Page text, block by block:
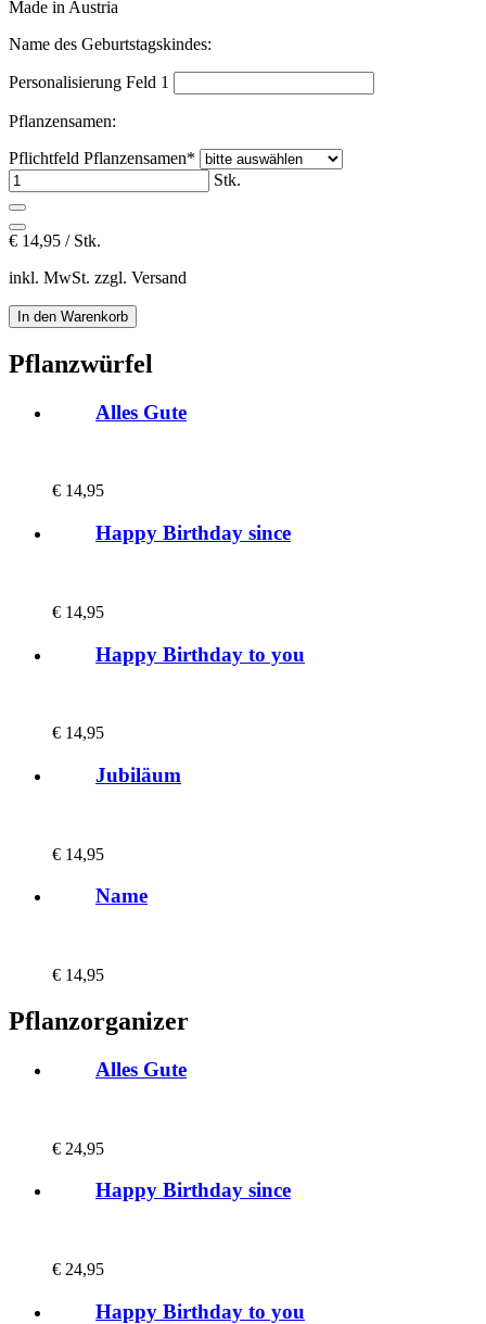
Made in Austria
Name des Geburtstagskindes:
Personalisierung Feld 1
Pflanzensamen:
Pflichtfeld Pflanzensamen*
Stk.
€ 14,95 / Stk.
inkl. MwSt. zzgl. Versand
Pflanzwürfel
Alles Gute
€ 14,95
Happy Birthday since
€ 14,95
Happy Birthday to you
€ 14,95
Jubiläum
€ 14,95
Name
€ 14,95
Pflanzorganizer
Alles Gute
€ 24,95
Happy Birthday since
€ 24,95
Happy Birthday to you